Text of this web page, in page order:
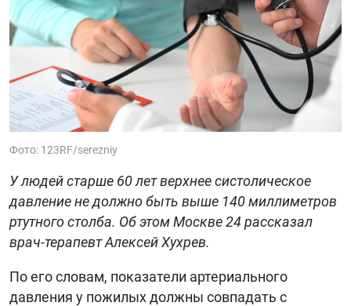
Фото: 123RF/serezniy
У людей старше 60 лет верхнее систолическое
давление не должно быть выше 140 миллиметров
ртутного столба. Об этом Москве 24 рассказал
врач-терапевт Алексей Хухрев.
По его словам, показатели артериального
давления у пожилых должны совпадать с